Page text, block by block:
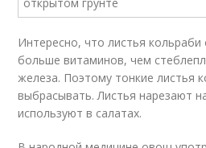
Интересно, что листья кольраби
больше витаминов, чем
железа. Поэтому тонкие листья
выбрасывать. Листья нарезают
используют в салатах.